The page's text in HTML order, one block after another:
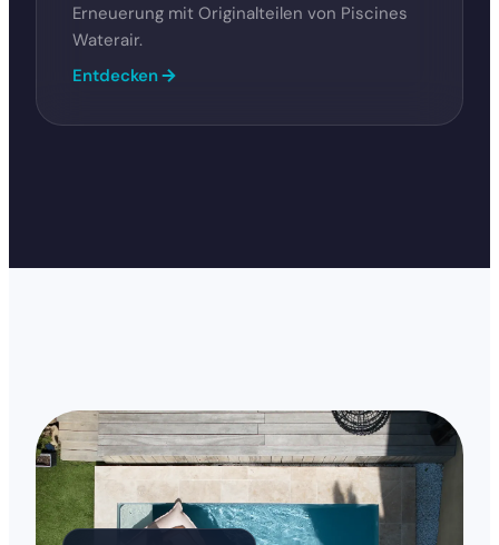
Erneuerung mit Originalteilen von Piscines
Waterair.
Entdecken